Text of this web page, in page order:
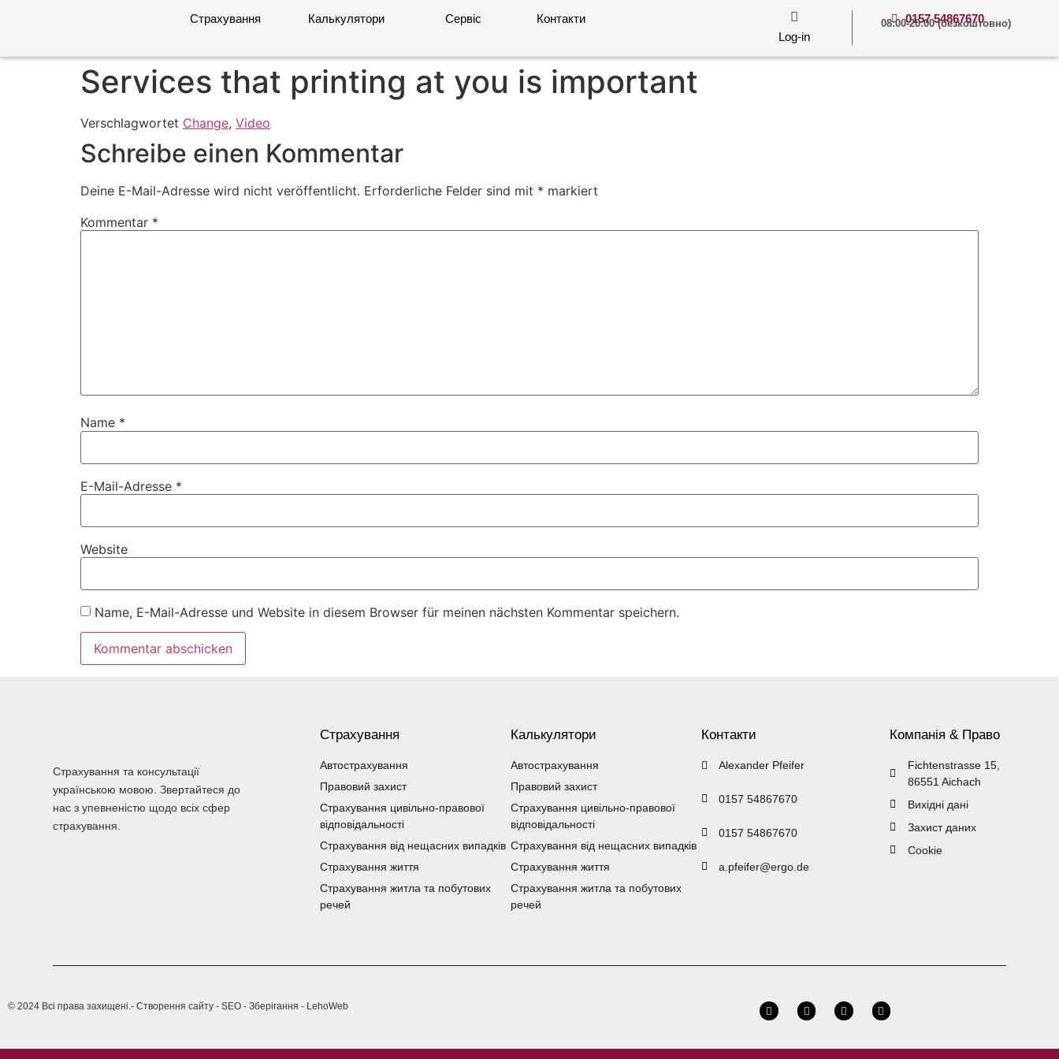
Страхування Калькулятори Сервіс
Контакти
Log-in
0157 54867670
08:00-20:00 (безкоштовно)
Services that printing at you is important
Verschlagwortet Change, Video
Schreibe einen Kommentar
Deine E-Mail-Adresse wird nicht veröffentlicht. Erforderliche Felder sind mit * markiert
Kommentar *
Name *
E-Mail-Adresse *
Website
Name, E-Mail-Adresse und Website in diesem Browser für meinen nächsten Kommentar speichern.
Страхування та консультації
українською мовою. Звертайтеся до
нас з упевненістю щодо всіх сфер
страхування.
Страхування
Автострахування
Правовий захист
Страхування цивільно-правової
відповідальності
Страхування від нещасних випадків
Страхування життя
Страхування житла та побутових
речей
Калькулятори
Автострахування
Правовий захист
Страхування цивільно-правової
відповідальності
Страхування від нещасних випадків
Страхування життя
Страхування житла та побутових
речей
Контакти
Alexander Pfeifer
0157 54867670
0157 54867670
a.pfeifer@ergo.de
Компанія & Право
Fichtenstrasse 15,
86551 Aichach
Вихідні дані
Захист даних
Cookie
© 2024 Всі права захищені.- Створення сайту - SEO - Зберігання - LehoWeb